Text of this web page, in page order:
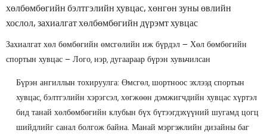
хөлбөмбөгийн бэлтгэлийн хувцас, хөнгөн зуны өвлийн
хослол, захиалгат хөлбөмбөгийн дүрэмт хувцас
Захиалгат хөл бөмбөгийн өмсгөлийн иж бүрдэл – Хөл бөмбөгийн
спортын хувцас – Лого, нэр, дугаараар бүрэн хувьчилсан
Бүрэн ангиллын тохируулга: Өмсгөл, шортноос эхлээд спортын
хувцас, бэлтгэлийн хэрэгсэл, хөгжөөн дэмжигчдийн хувцас хүртэл
бид танай хөлбөмбөгийн клубын бүх бүтээгдэхүүний шугамд цогц
шийдлийг санал болгож байна. Манай мэргэжлийн дизайны баг